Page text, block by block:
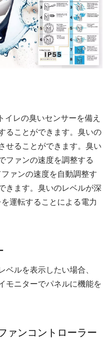
イレの臭いセンサーを備え
ることができます。臭いの
せることができます。臭い
ファンの速度を調整する
ァンの速度を自動調整す
きます。臭いのレベルが深
運転することによる電力
ベルを表示したい場合、
モニターでパネルに機能を
ァンコントローラー